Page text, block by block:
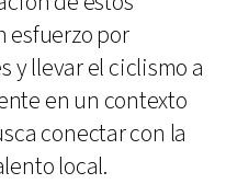
esfuerzo por
y llevar el ciclismo a
en un contexto
conectar con la
local.